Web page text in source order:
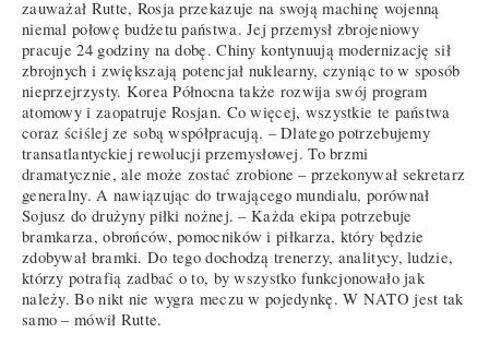
zauważał Rutte, Rosja przekazuje na swoją machinę wojenną
niemal połowę budżetu państwa. Jej przemysł zbrojeniowy
pracuje 24 godziny na dobę. Chiny kontynuują modernizację sił
zbrojnych i zwiększają potencjał nuklearny, czyniąc to w sposób
nieprzejrzysty. Korea Północna także rozwija swój program
atomowy i zaopatruje Rosjan. Co więcej, wszystkie te państwa
coraz ściślej ze sobą współpracują. – Dlatego potrzebujemy
transatlantyckiej rewolucji przemysłowej. To brzmi
dramatycznie, ale może zostać zrobione – przekonywał sekretarz
generalny. A nawiązując do trwającego mundialu, porównał
Sojusz do drużyny piłki nożnej. – Każda ekipa potrzebuje
bramkarza, obrońców, pomocników i piłkarza, który będzie
zdobywał bramki. Do tego dochodzą trenerzy, analitycy, ludzie,
którzy potrafią zadbać o to, by wszystko funkcjonowało jak
należy. Bo nikt nie wygra meczu w pojedynkę. W NATO jest tak
samo – mówił Rutte.